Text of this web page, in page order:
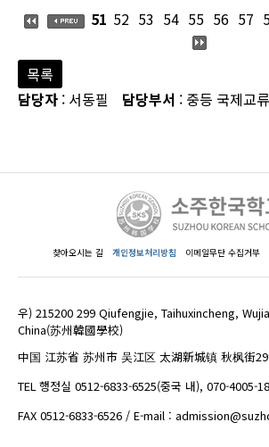
51 52 53 54 55 56 57
목록
담당자 : 서동필 담당부서 : 중등 국제교
찾아오시는 길 개인정보처리방침 이메일무단 수집거부
우) 215200 299 Qiufengjie, Taihuxincheng,
China(苏州韓國學校)
中国 江苏省 苏州市 吴江区 太湖新城镇 秋枫街
TEL 행정실 0512-6833-6525(중국 내), 070-4005-
FAX 0512-6833-6526 / E-mail :